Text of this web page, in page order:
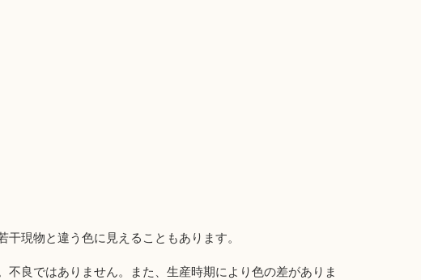
現物と違う色に見えることもあります。
良ではありません。また、生産時期により色の差がありま